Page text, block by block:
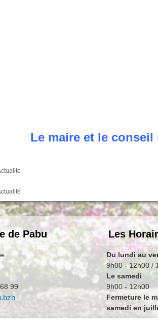
Le maire et le
de Pabu
99
Les
Du lundi au
9h00 - 12h00 /
Le samedi
9h00 - 12h00
Fermeture le
samedi en